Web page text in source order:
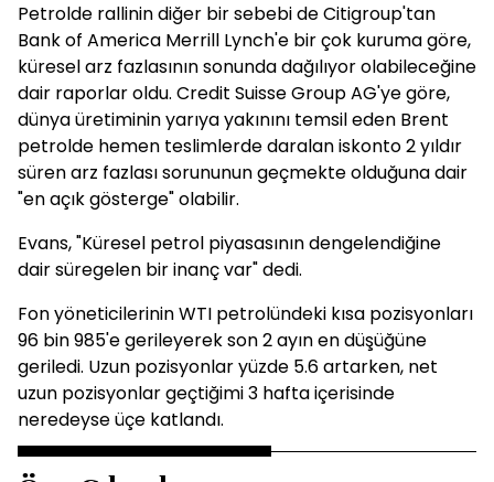
Petrolde rallinin diğer bir sebebi de Citigroup'tan
Bank of America Merrill Lynch'e bir çok kuruma göre,
küresel arz fazlasının sonunda dağılıyor olabileceğine
dair raporlar oldu. Credit Suisse Group AG'ye göre,
dünya üretiminin yarıya yakınını temsil eden Brent
petrolde hemen teslimlerde daralan iskonto 2 yıldır
süren arz fazlası sorununun geçmekte olduğuna dair
"en açık gösterge" olabilir.
Evans, "Küresel petrol piyasasının dengelendiğine
dair süregelen bir inanç var" dedi.
Fon yöneticilerinin WTI petrolündeki kısa pozisyonları
96 bin 985'e gerileyerek son 2 ayın en düşüğüne
geriledi. Uzun pozisyonlar yüzde 5.6 artarken, net
uzun pozisyonlar geçtiğimi 3 hafta içerisinde
neredeyse üçe katlandı.